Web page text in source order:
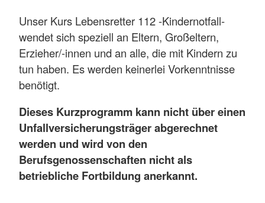
Unser Kurs Lebensretter 112 -Kindernotfall-
wendet sich speziell an Eltern, Großeltern,
Erzieher/-innen und an alle, die mit Kindern zu
tun haben. Es werden keinerlei Vorkenntnisse
benötigt.
Dieses Kurzprogramm kann nicht über einen
Unfallversicherungsträger abgerechnet
werden und wird von den
Berufsgenossenschaften nicht als
betriebliche Fortbildung anerkannt.